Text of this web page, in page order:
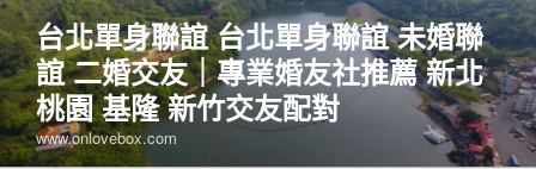
跳
至
主
要
內
容
台北單身聯誼 台北單身聯誼 未婚聯
誼 二婚交友｜專業婚友社推薦 新北
桃園 基隆 新竹交友配對
www.onlovebox.com